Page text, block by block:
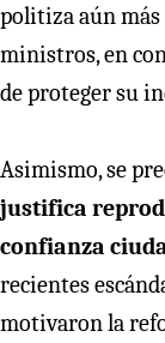
politiza aún más
ministros, en
de proteger su
Asimismo, se
justifica
confianza
recientes
motivaron la